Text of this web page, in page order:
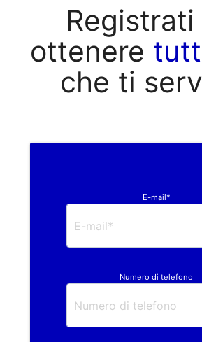
ottenere
che ti
E-mail*
Numero di telefono